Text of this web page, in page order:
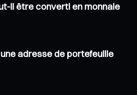
il être converti en monnaie
adresse de portefeuille